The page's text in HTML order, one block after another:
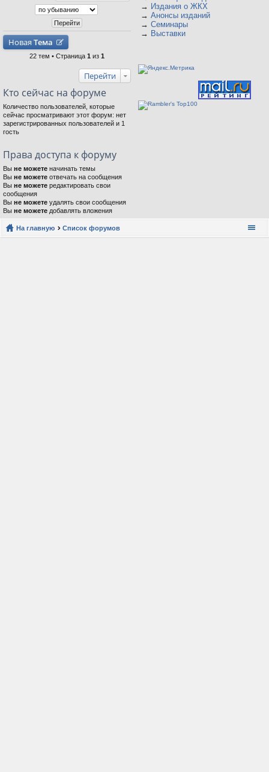
Новая Тема
22 тем • Страница 1 из 1
Перейти
Кто сейчас на форуме
Количество пользователей, которые
сейчас просматривают этот форум: нет
зарегистрированных пользователей и 1
гость
Права доступа к форуму
Вы не можете начинать темы
Вы не можете отвечать на сообщения
Вы не можете редактировать свои
сообщения
Вы не можете удалять свои сообщения
Вы не можете добавлять вложения
→ Издания о ЖКХ
→ Анонсы изданий
→ Семинары
→ Выставки
На главную Список форумов